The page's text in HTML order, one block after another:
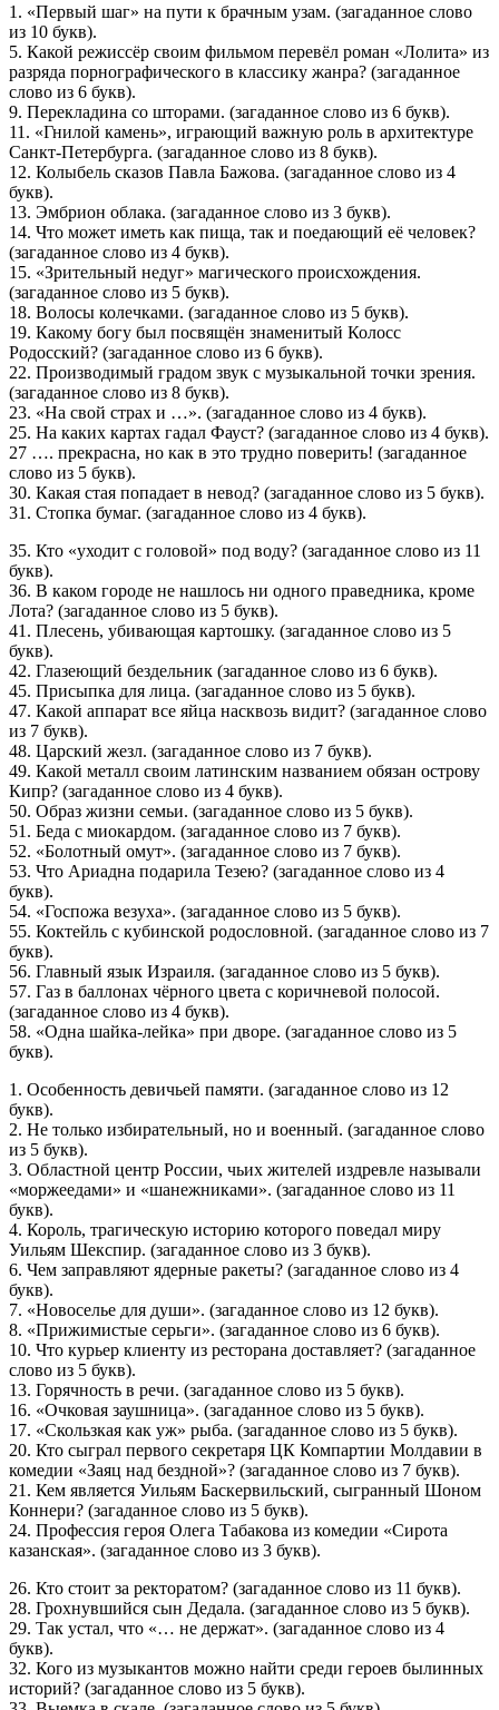
1. «Первый шаг» на пути к брачным узам. (загаданное слово
из 10 букв).
5. Какой режиссёр своим фильмом перевёл роман «Лолита» из
разряда порнографического в классику жанра? (загаданное
слово из 6 букв).
9. Перекладина со шторами. (загаданное слово из 6 букв).
11. «Гнилой камень», играющий важную роль в архитектуре
Санкт-Петербурга. (загаданное слово из 8 букв).
12. Колыбель сказов Павла Бажова. (загаданное слово из 4
букв).
13. Эмбрион облака. (загаданное слово из 3 букв).
14. Что может иметь как пища, так и поедающий её человек?
(загаданное слово из 4 букв).
15. «Зрительный недуг» магического происхождения.
(загаданное слово из 5 букв).
18. Волосы колечками. (загаданное слово из 5 букв).
19. Какому богу был посвящён знаменитый Колосс
Родосский? (загаданное слово из 6 букв).
22. Производимый градом звук с музыкальной точки зрения.
(загаданное слово из 8 букв).
23. «На свой страх и …». (загаданное слово из 4 букв).
25. На каких картах гадал Фауст? (загаданное слово из 4 букв).
27 …. прекрасна, но как в это трудно поверить! (загаданное
слово из 5 букв).
30. Какая стая попадает в невод? (загаданное слово из 5 букв).
31. Стопка бумаг. (загаданное слово из 4 букв).
35. Кто «уходит с головой» под воду? (загаданное слово из 11
букв).
36. В каком городе не нашлось ни одного праведника, кроме
Лота? (загаданное слово из 5 букв).
41. Плесень, убивающая картошку. (загаданное слово из 5
букв).
42. Глазеющий бездельник (загаданное слово из 6 букв).
45. Присыпка для лица. (загаданное слово из 5 букв).
47. Какой аппарат все яйца насквозь видит? (загаданное слово
из 7 букв).
48. Царский жезл. (загаданное слово из 7 букв).
49. Какой металл своим латинским названием обязан острову
Кипр? (загаданное слово из 4 букв).
50. Образ жизни семьи. (загаданное слово из 5 букв).
51. Беда с миокардом. (загаданное слово из 7 букв).
52. «Болотный омут». (загаданное слово из 7 букв).
53. Что Ариадна подарила Тезею? (загаданное слово из 4
букв).
54. «Госпожа везуха». (загаданное слово из 5 букв).
55. Коктейль с кубинской родословной. (загаданное слово из 7
букв).
56. Главный язык Израиля. (загаданное слово из 5 букв).
57. Газ в баллонах чёрного цвета с коричневой полосой.
(загаданное слово из 4 букв).
58. «Одна шайка-лейка» при дворе. (загаданное слово из 5
букв).
1. Особенность девичьей памяти. (загаданное слово из 12
букв).
2. Не только избирательный, но и военный. (загаданное слово
из 5 букв).
3. Областной центр России, чьих жителей издревле называли
«моржеедами» и «шанежниками». (загаданное слово из 11
букв).
4. Король, трагическую историю которого поведал миру
Уильям Шекспир. (загаданное слово из 3 букв).
6. Чем заправляют ядерные ракеты? (загаданное слово из 4
букв).
7. «Новоселье для души». (загаданное слово из 12 букв).
8. «Прижимистые серьги». (загаданное слово из 6 букв).
10. Что курьер клиенту из ресторана доставляет? (загаданное
слово из 5 букв).
13. Горячность в речи. (загаданное слово из 5 букв).
16. «Очковая заушница». (загаданное слово из 5 букв).
17. «Скользкая как уж» рыба. (загаданное слово из 5 букв).
20. Кто сыграл первого секретаря ЦК Компартии Молдавии в
комедии «Заяц над бездной»? (загаданное слово из 7 букв).
21. Кем является Уильям Баскервильский, сыгранный Шоном
Коннери? (загаданное слово из 5 букв).
24. Профессия героя Олега Табакова из комедии «Сирота
казанская». (загаданное слово из 3 букв).
26. Кто стоит за ректоратом? (загаданное слово из 11 букв).
28. Грохнувшийся сын Дедала. (загаданное слово из 5 букв).
29. Так устал, что «… не держат». (загаданное слово из 4
букв).
32. Кого из музыкантов можно найти среди героев былинных
историй? (загаданное слово из 5 букв).